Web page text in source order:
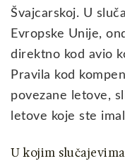
Švajcarskoj. U
Evropske Unije,
direktno kod avio
Pravila kod
povezane letove,
letove koje ste
U kojim